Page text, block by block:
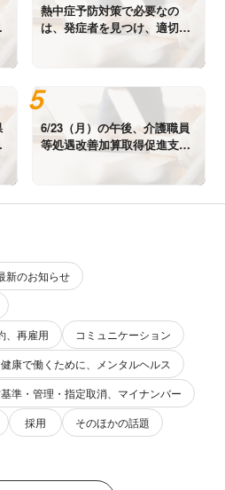
熱中症予防対策で必要なの
は、発症者を見つけ、適切に
6/23（月）の午後、介護職員
等処遇改善加算取得促進支援
セミナーに登壇します。
新のお知らせ
、再雇用
コミュニケーション
健康で働くために、メンタルヘルス
準・管理・指定取消、マイナンバー
採用 そのほかの話題